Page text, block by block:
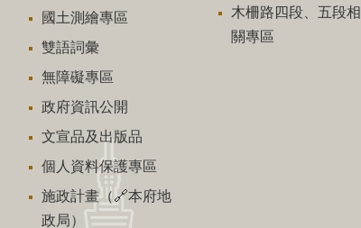
國土測繪專區
雙語詞彙
無障礙專區
政府資訊公開
文宣品及出版品
個人資料保護專區
施政計畫（🔗本府地
政局）
木柵路四段、五段相
關專區